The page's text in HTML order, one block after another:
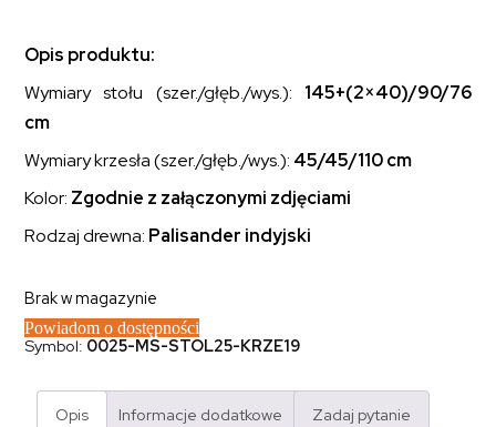
Opis produktu:
Wymiary stołu (szer./głęb./wys.): 145+(2×40)/90/76
cm
Wymiary krzesła (szer./głęb./wys.): 45/45/110 cm
Kolor: Zgodnie z załączonymi zdjęciami
Rodzaj drewna: Palisander indyjski
Brak w magazynie
Powiadom o dostępności
Symbol: 0025-MS-STOL25-KRZE19
Opis Informacje dodatkowe Zadaj pytanie